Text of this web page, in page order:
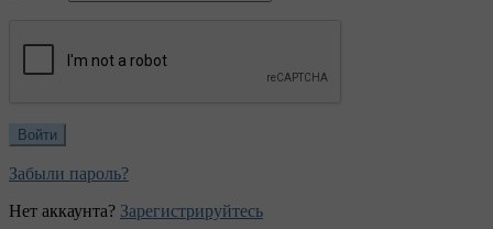
Забыли пароль?
Нет аккаунта? Зарегистрируйтесь